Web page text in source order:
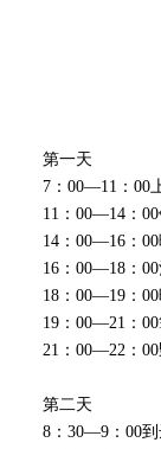
第一天
7：00—11：00
11：00—14：
14：00—16：
16：00—18：
18：00—19：
19：00—21：
21：00—22：
第二天
8：30—9：00